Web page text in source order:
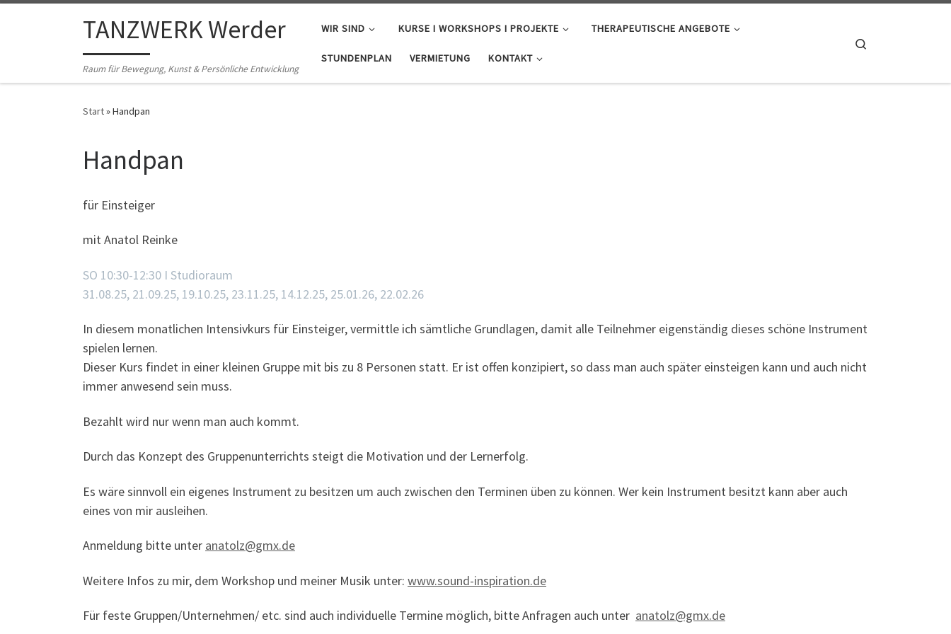
Zum Inhalt springenTANZWERK Werder
Raum für Bewegung, Kunst & Persönliche Entwicklung
WIR SIND KURSE I WORKSHOPS I PROJEKTE THERAPEUTISCHE ANGEBOTE
STUNDENPLAN VERMIETUNG KONTAKT
Start»Handpan
Handpan
für Einsteiger
mit Anatol Reinke
SO 10:30-12:30 I Studioraum
31.08.25, 21.09.25, 19.10.25, 23.11.25, 14.12.25, 25.01.26, 22.02.26
In diesem monatlichen Intensivkurs für Einsteiger, vermittle ich sämtliche Grundlagen, damit alle Teilnehmer eigenständig dieses schöne Instrument
spielen lernen.
Dieser Kurs findet in einer kleinen Gruppe mit bis zu 8 Personen statt. Er ist offen konzipiert, so dass man auch später einsteigen kann und auch nicht
immer anwesend sein muss.
Bezahlt wird nur wenn man auch kommt.
Durch das Konzept des Gruppenunterrichts steigt die Motivation und der Lernerfolg.
Es wäre sinnvoll ein eigenes Instrument zu besitzen um auch zwischen den Terminen üben zu können. Wer kein Instrument besitzt kann aber auch
eines von mir ausleihen.
Anmeldung bitte unter anatolz@gmx.de
Weitere Infos zu mir, dem Workshop und meiner Musik unter: www.sound-inspiration.de
Für feste Gruppen/Unternehmen/ etc. sind auch individuelle Termine möglich, bitte Anfragen auch unter anatolz@gmx.de